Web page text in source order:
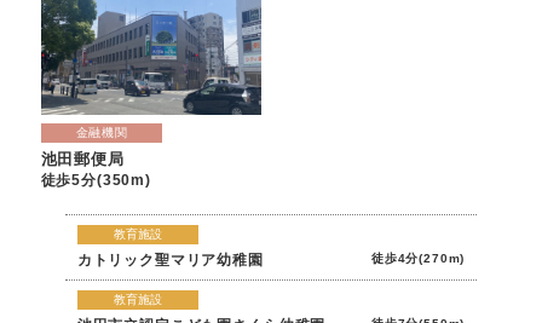
金融機関
池田郵便局
徒歩5分(350m)
教育施設
カトリック聖マリア幼稚園 徒歩4分(270m)
教育施設